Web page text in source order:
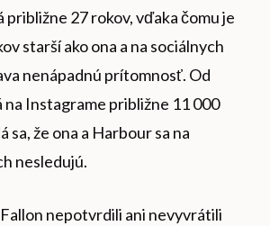
približne 27 rokov, vďaka čomu je
starší ako ona a na sociálnych
nenápadnú prítomnosť. Od
na Instagrame približne 11 000
sa, že ona a Harbour sa na
nesledujú.
nepotvrdili ani nevyvrátili